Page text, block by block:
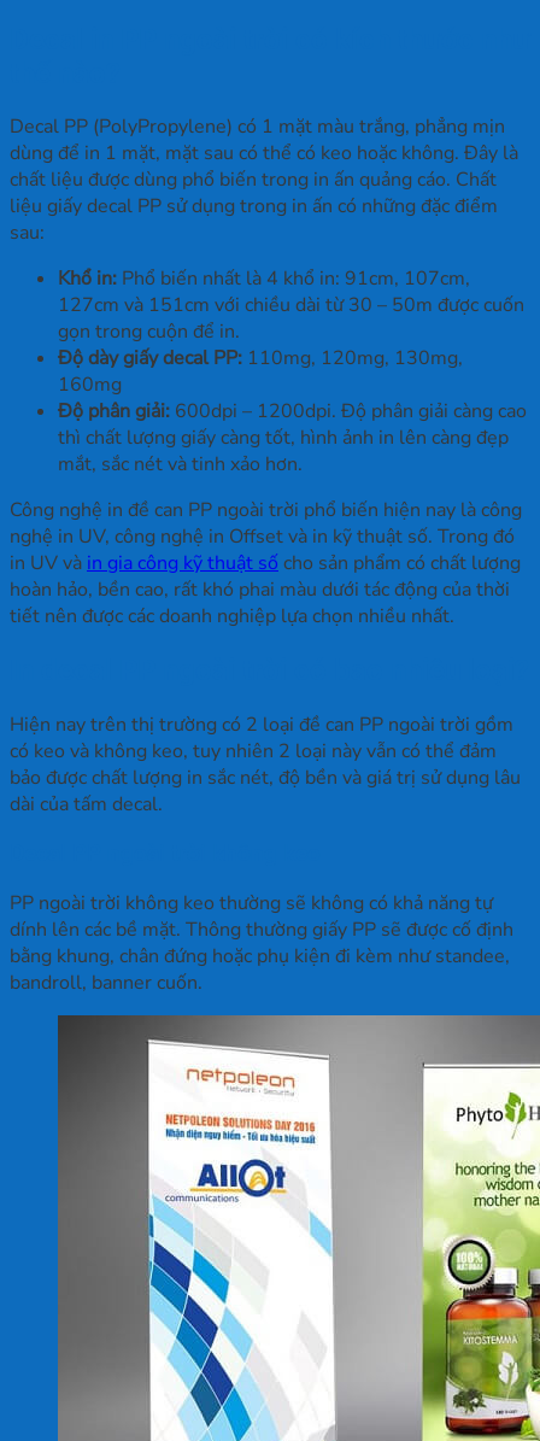
Decal PP (PolyPropylene) có 1 mặt màu trắng, phẳng mịn
dùng để in 1 mặt, mặt sau có thể có keo hoặc không. Đây là
chất liệu được dùng phổ biến trong in ấn quảng cáo. Chất
liệu giấy decal PP sử dụng trong in ấn có những đặc điểm
sau:
Khổ in: Phổ biến nhất là 4 khổ in: 91cm, 107cm,
127cm và 151cm với chiều dài từ 30 – 50m được cuốn
gọn trong cuộn để in.
Độ dày giấy decal PP: 110mg, 120mg, 130mg,
160mg
Độ phân giải: 600dpi – 1200dpi. Độ phân giải càng cao
thì chất lượng giấy càng tốt, hình ảnh in lên càng đẹp
mắt, sắc nét và tinh xảo hơn.
Công nghệ in đề can PP ngoài trời phổ biến hiện nay là công
nghệ in UV, công nghệ in Offset và in kỹ thuật số. Trong đó
in UV vàin gia công kỹ thuật sốcho sản phẩm có chất lượng
hoàn hảo, bền cao, rất khó phai màu dưới tác động của thời
tiết nên được các doanh nghiệp lựa chọn nhiều nhất.
Hiện nay trên thị trường có 2 loại đề can PP ngoài trời gồm
có keo và không keo, tuy nhiên 2 loại này vẫn có thể đảm
bảo được chất lượng in sắc nét, độ bền và giá trị sử dụng lâu
dài của tấm decal.
PP ngoài trời không keo thường sẽ không có khả năng tự
dính lên các bề mặt. Thông thường giấy PP sẽ được cố định
bằng khung, chân đứng hoặc phụ kiện đi kèm như standee,
bandroll, banner cuốn.